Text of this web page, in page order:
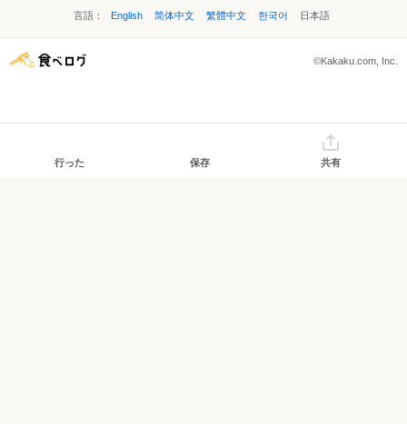
言語： English 简体中文 繁體中文 한국어 日本語
©Kakaku.com, Inc.
行った 保存 共有